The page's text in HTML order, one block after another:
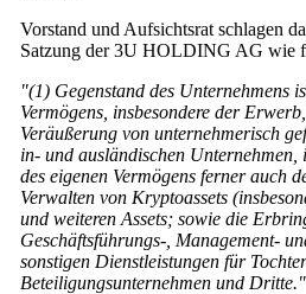
Vorstand und Aufsichtsrat schlagen
Satzung der 3U HOLDING AG wie
"(1) Gegenstand des Unternehmens
Vermögens, insbesondere der
Veräußerung von unternehmerisch
in- und ausländischen
des eigenen Vermögens ferner auch
Verwalten von Kryptoassets
und weiteren Assets; sowie die
Geschäftsführungs-, Management-
sonstigen Dienstleistungen für
Beteiligungsunternehmen und Dritte."